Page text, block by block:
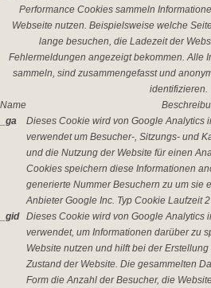
Performance Cookies sammeln
Webseite nutzen. Beispielsweise welche
lange besuchen, die Ladezeit der
Fehlermeldungen angezeigt bekommen. Alle
sammeln, sind zusammengefasst und
identifizieren.
Name
_ga
Dieses Cookie wird von Google Analytics
verwendet um Besucher-, Sitzungs- und
und die Nutzung der Website für einen
Cookies speichern diese Informationen
generierte Nummer Besuchern zu um sie
Anbieter Google Inc. Typ Cookie Laufzeit
_gid
Dieses Cookie wird von Google Analytics
verwendet, um Informationen darüber zu
Website nutzen und hilft bei der
Zustand der Website. Die gesammelten
Form die Anzahl der Besucher, die